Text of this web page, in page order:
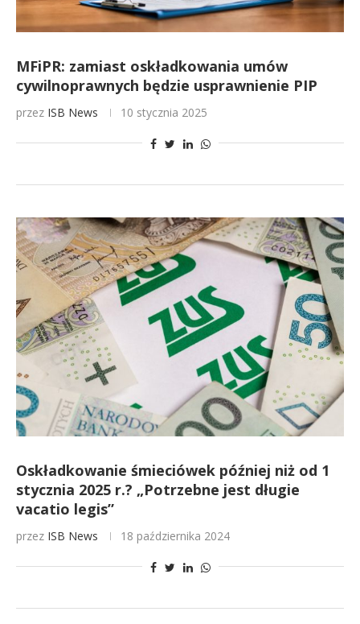
MFiPR: zamiast oskładkowania umów
cywilnoprawnych będzie usprawnienie PIP
przez ISB News 10 stycznia 2025
Oskładkowanie śmieciówek później niż od 1
stycznia 2025 r.? „Potrzebne jest długie
vacatio legis”
przez ISB News 18 października 2024